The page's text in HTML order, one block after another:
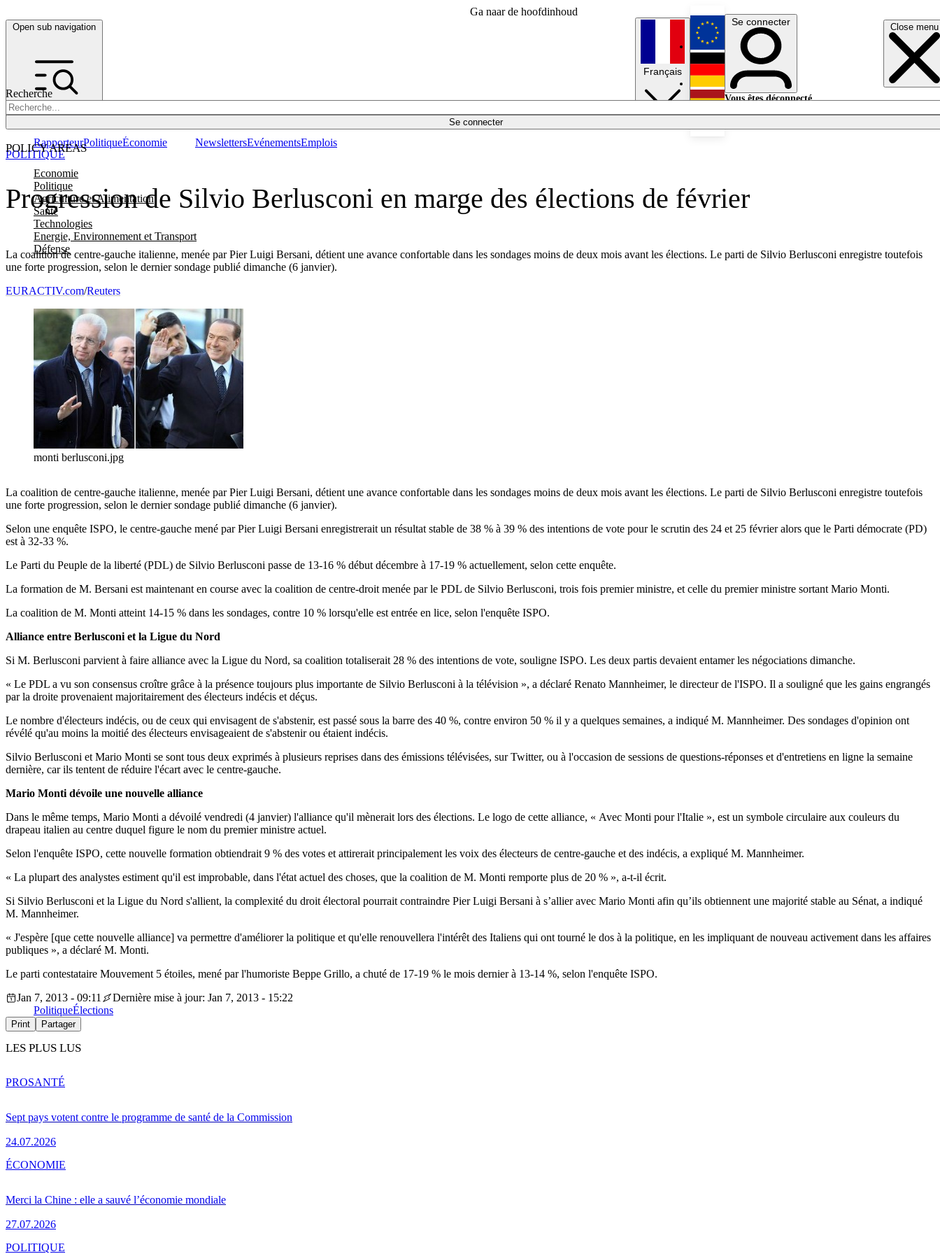
Ga naar de hoofdinhoud
Open sub navigation Close menu
Recherche
Se connecter
POLICY AREAS
Economie
Politique
Agriculture et Alimentation
Santé
Technologies
Energie, Environnement et Transport
Défense
RapporteurPolitiqueÉconomie NewslettersEvénementsEmplois
Français
English
Deutsch
Se connecter
Vous êtes déconnecté.
Progression de Silvio Berlusconi en marge des élections de février
La coalition de centre-gauche italienne, menée par Pier Luigi Bersani, détient une avance confortable dans les sondages moins de deux mois avant les élections. Le parti de Silvio Berlusconi enregistre toutefois
une forte progression, selon le dernier sondage publié dimanche (6 janvier).
POLITIQUE
EURACTIV.com/Reuters
monti berlusconi.jpg
La coalition de centre-gauche italienne, menée par Pier Luigi Bersani, détient une avance confortable dans les sondages moins de deux mois avant les élections. Le parti de Silvio Berlusconi enregistre toutefois
une forte progression, selon le dernier sondage publié dimanche (6 janvier).
Selon une enquête ISPO, le centre-gauche mené par Pier Luigi Bersani enregistrerait un résultat stable de 38 % à 39 % des intentions de vote pour le scrutin des 24 et 25 février alors que le Parti démocrate (PD)
est à 32-33 %.
Le Parti du Peuple de la liberté (PDL) de Silvio Berlusconi passe de 13-16 % début décembre à 17-19 % actuellement, selon cette enquête.
La formation de M. Bersani est maintenant en course avec la coalition de centre-droit menée par le PDL de Silvio Berlusconi, trois fois premier ministre, et celle du premier ministre sortant Mario Monti.
La coalition de M. Monti atteint 14-15 % dans les sondages, contre 10 % lorsqu'elle est entrée en lice, selon l'enquête ISPO.
Alliance entre Berlusconi et la Ligue du Nord
Si M. Berlusconi parvient à faire alliance avec la Ligue du Nord, sa coalition totaliserait 28 % des intentions de vote, souligne ISPO. Les deux partis devaient entamer les négociations dimanche.
« Le PDL a vu son consensus croître grâce à la présence toujours plus importante de Silvio Berlusconi à la télévision », a déclaré Renato Mannheimer, le directeur de l'ISPO. Il a souligné que les gains engrangés
par la droite provenaient majoritairement des électeurs indécis et déçus.
Le nombre d'électeurs indécis, ou de ceux qui envisagent de s'abstenir, est passé sous la barre des 40 %, contre environ 50 % il y a quelques semaines, a indiqué M. Mannheimer. Des sondages d'opinion ont
révélé qu'au moins la moitié des électeurs envisageaient de s'abstenir ou étaient indécis.
Silvio Berlusconi et Mario Monti se sont tous deux exprimés à plusieurs reprises dans des émissions télévisées, sur Twitter, ou à l'occasion de sessions de questions-réponses et d'entretiens en ligne la semaine
dernière, car ils tentent de réduire l'écart avec le centre-gauche.
Mario Monti dévoile une nouvelle alliance
Dans le même temps, Mario Monti a dévoilé vendredi (4 janvier) l'alliance qu'il mènerait lors des élections. Le logo de cette alliance, « Avec Monti pour l'Italie », est un symbole circulaire aux couleurs du
drapeau italien au centre duquel figure le nom du premier ministre actuel.
Selon l'enquête ISPO, cette nouvelle formation obtiendrait 9 % des votes et attirerait principalement les voix des électeurs de centre-gauche et des indécis, a expliqué M. Mannheimer.
« La plupart des analystes estiment qu'il est improbable, dans l'état actuel des choses, que la coalition de M. Monti remporte plus de 20 % », a-t-il écrit.
Si Silvio Berlusconi et la Ligue du Nord s'allient, la complexité du droit électoral pourrait contraindre Pier Luigi Bersani à s’allier avec Mario Monti afin qu’ils obtiennent une majorité stable au Sénat, a indiqué
M. Mannheimer.
« J'espère [que cette nouvelle alliance] va permettre d'améliorer la politique et qu'elle renouvellera l'intérêt des Italiens qui ont tourné le dos à la politique, en les impliquant de nouveau activement dans les affaires
publiques », a déclaré M. Monti.
Le parti contestataire Mouvement 5 étoiles, mené par l'humoriste Beppe Grillo, a chuté de 17-19 % le mois dernier à 13-14 %, selon l'enquête ISPO.
Jan 7, 2013 - 09:11
Dernière mise à jour: Jan 7, 2013 - 15:22
PolitiqueÉlections
Print Partager
LES PLUS LUS
Sept pays votent contre le programme de santé de la Commission
24.07.2026
PROSANTÉ
Merci la Chine : elle a sauvé l’économie mondiale
27.07.2026
ÉCONOMIE
POLITIQUE